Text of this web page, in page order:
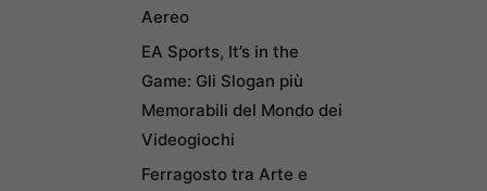
Aereo
EA Sports, It’s in the
Game: Gli Slogan più
Memorabili del Mondo dei
Videogiochi
Ferragosto tra Arte e